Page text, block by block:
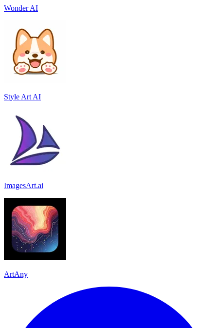
Wonder AI
Style Art AI
ImagesArt.ai
ArtAny